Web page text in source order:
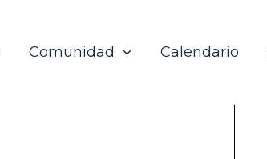
Comunidad Calendario